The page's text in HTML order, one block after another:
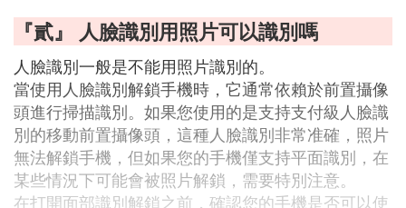
『貳』 人臉識別用照片可以識別嗎
人臉識別一般是不能用照片識別的。
當使用人臉識別解鎖手機時，它通常依賴於前置攝像
頭進行掃描識別。如果您使用的是支持支付級人臉識
別的移動前置攝像頭，這種人臉識別非常准確，照片
無法解鎖手機，但如果您的手機僅支持平面識別，在
某些情況下可能會被照片解鎖，需要特別注意。
在打開面部識別解鎖之前，確認您的手機是否可以使